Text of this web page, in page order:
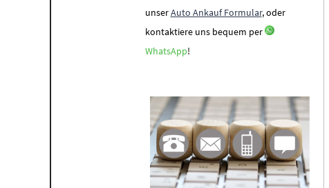
unserAuto Ankauf Formular, oder
kontaktiere uns bequem per
WhatsApp!